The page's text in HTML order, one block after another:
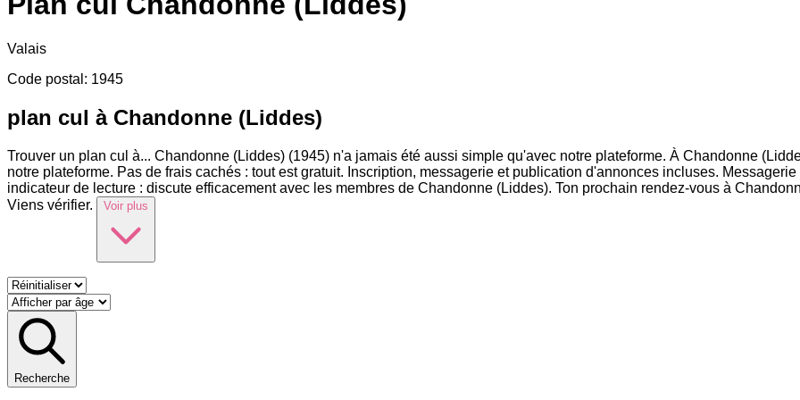
Valais
Code postal : 1945
plan cul à Chandonne (Liddes)
Trouver un plan cul à... Chandonne (Liddes) (1945) n'a jamais été aussi simple qu'avec notre plateforme. À Chandonne
notre plateforme. Pas de frais cachés : tout est gratuit. Inscription, messagerie et publication d'annonces incluses.
indicateur de lecture : discute efficacement avec les membres de Chandonne (Liddes). Ton prochain rendez-vous à
Viens vérifier.
Voir plus
Recherche